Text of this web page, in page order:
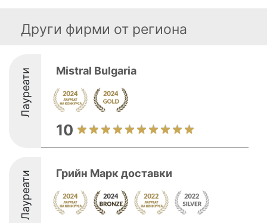
Други фирми от региона
Лауреати Mistral Bulgaria
10
Лауреати Грийн Марк доставки